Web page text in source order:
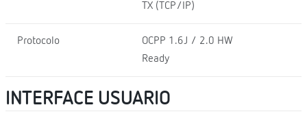
TX (TCP/IP)
Protocolo
OCPP 1.6J / 2.0 HW
Ready
INTERFACE USUARIO